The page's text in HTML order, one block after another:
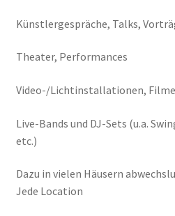
Künstlergespräche, Talks,
Theater, Performances
Video-/Lichtinstallationen, Filme
Live-Bands und DJ-Sets (u.a.
etc.)
Dazu in vielen Häusern
Jede Location